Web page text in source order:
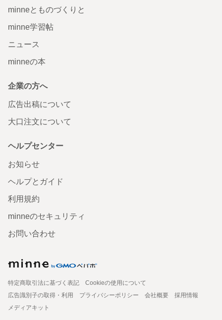
minneとものづくりと
minne学習帖
ニュース
minneの本
企業の方へ
広告出稿について
大口注文について
ヘルプセンター
お知らせ
ヘルプとガイド
利用規約
minneのセキュリティ
お問い合わせ
特定商取引法に基づく表記
Cookieの使用について
広告識別子の取得・利用
プライバシーポリシー 会社概要
採用情報
メディアキット